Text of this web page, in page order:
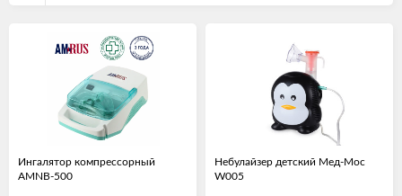
Ингалятор компрессорный
AMNB-500
Небулайзер детский Мед-Мос
W005